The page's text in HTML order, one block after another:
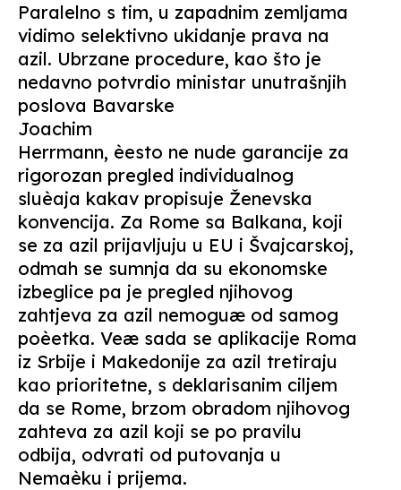
Paralelno s tim, u zapadnim zemljama
vidimo selektivno ukidanje prava na
azil. Ubrzane procedure, kao što je
nedavno potvrdio ministar unutrašnjih
poslova Bavarske
Joachim
Herrmann, èesto ne nude garancije za
rigorozan pregled individualnog
sluèaja kakav propisuje Ženevska
konvencija. Za Rome sa Balkana, koji
se za azil prijavljuju u EU i Švajcarskoj,
odmah se sumnja da su ekonomske
izbeglice pa je pregled njihovog
zahtjeva za azil nemoguæ od samog
poèetka. Veæ sada se aplikacije Roma
iz Srbije i Makedonije za azil tretiraju
kao prioritetne, s deklarisanim ciljem
da se Rome, brzom obradom njihovog
zahteva za azil koji se po pravilu
odbija, odvrati od putovanja u
Nemaèku i prijema.